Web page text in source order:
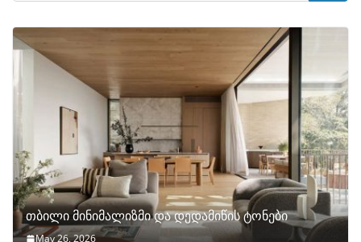
თბილი მინიმალიზმი და დედამიწის ტონები
May 26, 2026